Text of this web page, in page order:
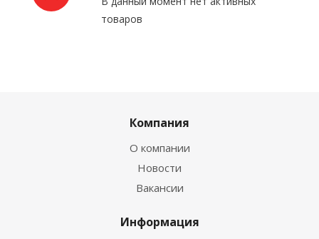
товаров
Компания
О компании
Новости
Вакансии
Информация